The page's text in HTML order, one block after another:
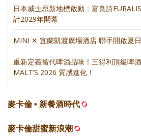
日本威士忌新地標啟動：富良詩
計2029年開幕
MINI ✕ 宜蘭凱渡廣場酒店 聯手開啟夏
重新定義當代啤酒品味！三得利頂級啤
MALT’S 2026 質感進化！
麥卡倫 • 新餐酒時代
麥卡倫甜蜜新浪潮